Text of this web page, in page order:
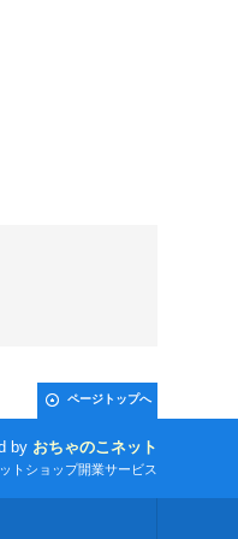
ページトップへ
by おちゃのこネット
トショップ開業サービス